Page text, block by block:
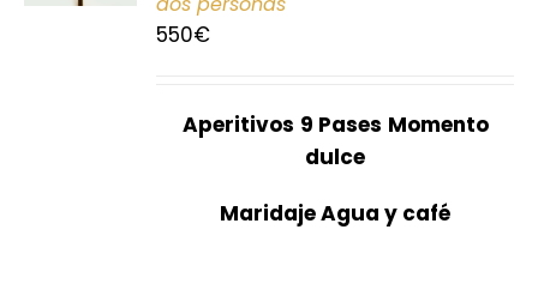
550€
Aperitivos 9 Pases Momento
dulce
Maridaje Agua y café